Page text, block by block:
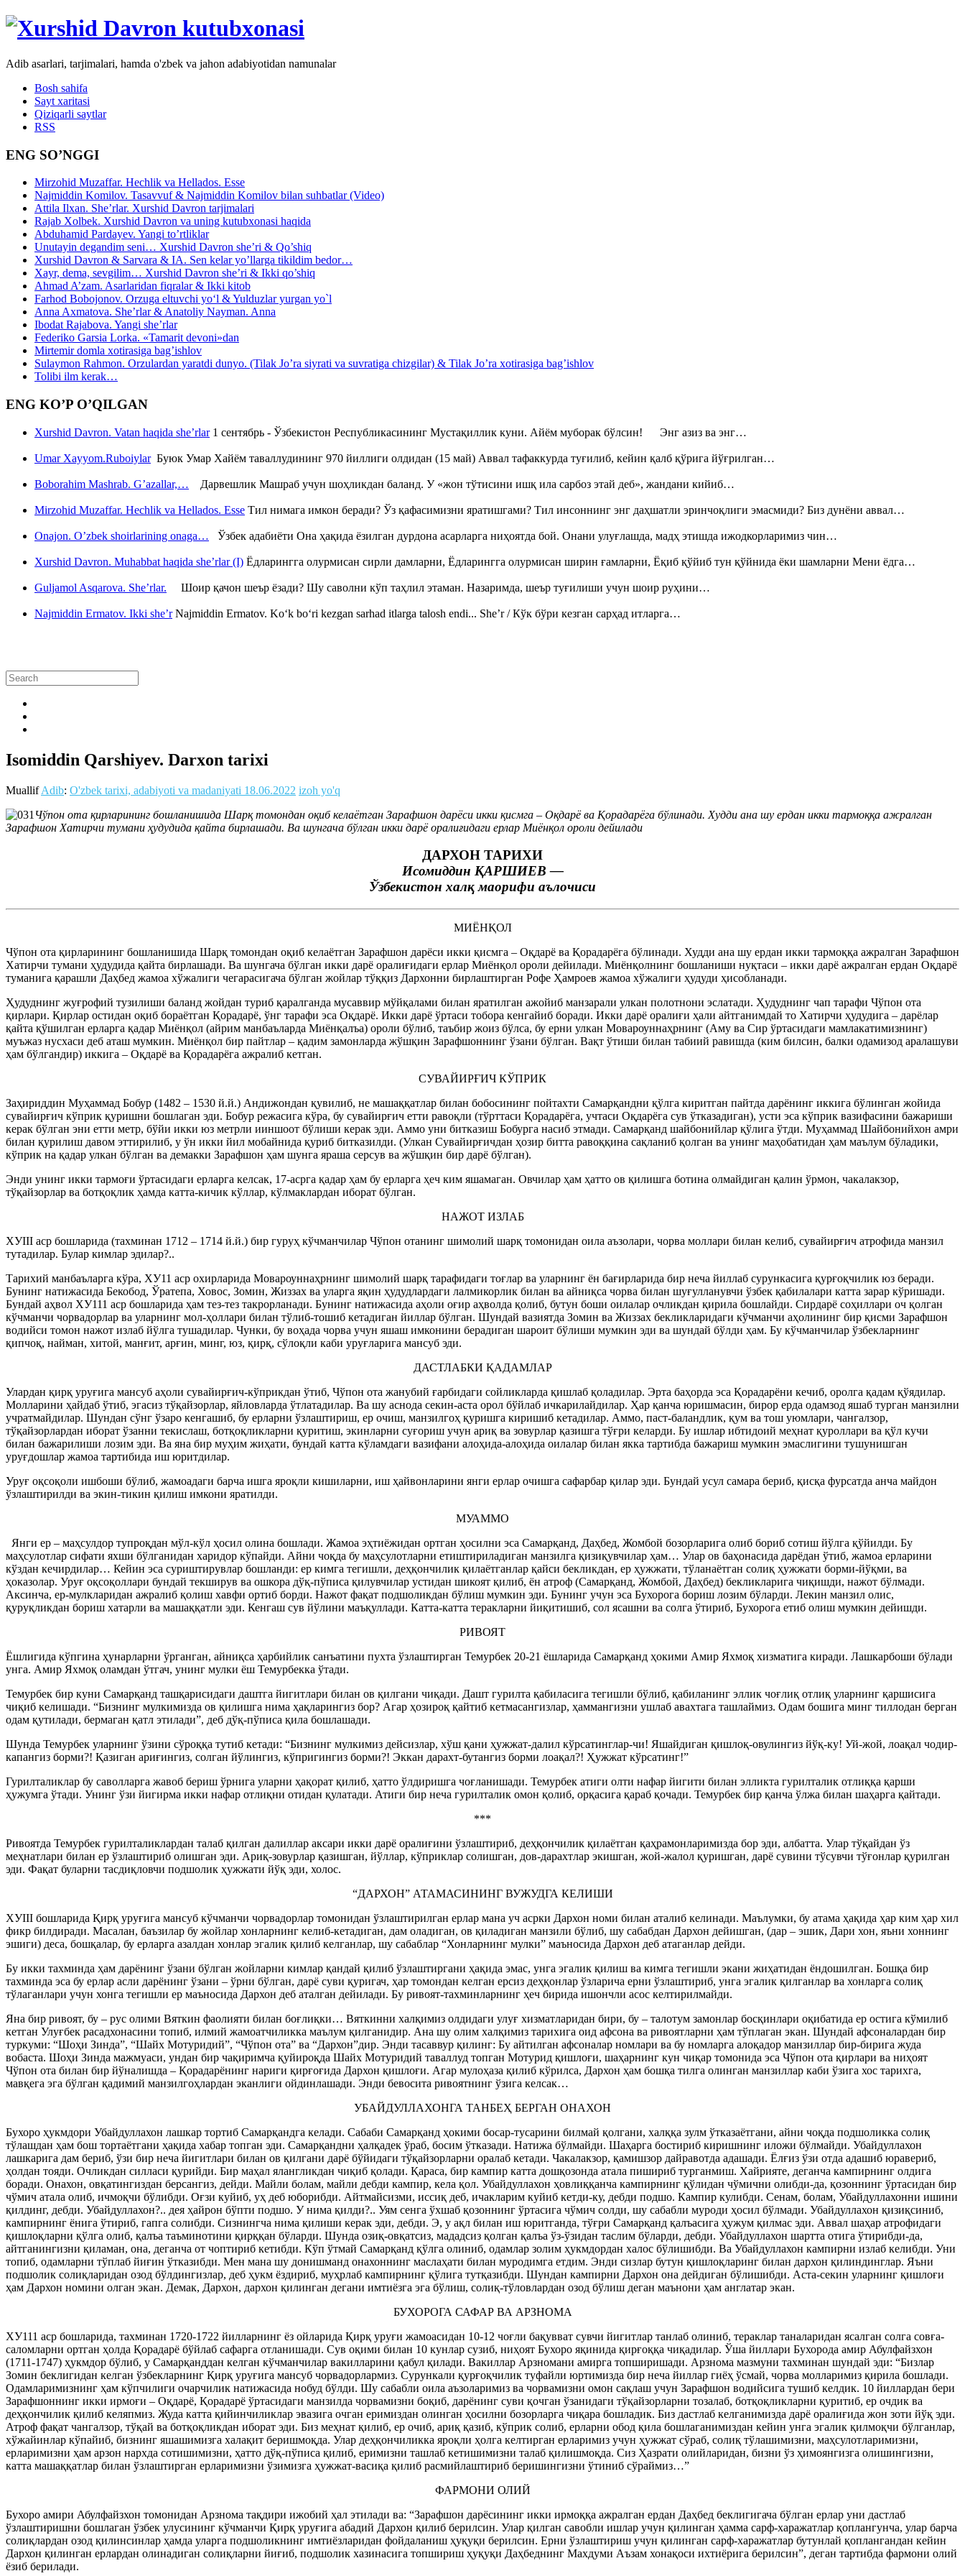
Adib asarlari, tarjimalari, hamda o'zbek va jahon adabiyotidan namunalar
Bosh sahifa
Sayt xaritasi
Qiziqarli saytlar
RSS
ENG SO’NGGI
Mirzohid Muzaffar. Hechlik va Hellados. Esse
Najmiddin Komilov. Tasavvuf & Najmiddin Komilov bilan suhbatlar (Video)
Attila Ilxan. She’rlar. Xurshid Davron tarjimalari
Rajab Xolbek. Xurshid Davron va uning kutubxonasi haqida
Abduhamid Pardayev. Yangi to’rtliklar
Unutayin degandim seni… Xurshid Davron she’ri & Qo’shiq
Xurshid Davron & Sarvara & IA. Sen kelar yo’llarga tikildim bedor…
Xayr, dema, sevgilim… Xurshid Davron she’ri & Ikki qo’shiq
Ahmad A’zam. Asarlaridan fiqralar & Ikki kitob
Farhod Bobojonov. Orzuga eltuvchi yo‘l & Yulduzlar yurgan yo`l
Anna Axmatova. She’rlar & Anatoliy Nayman. Anna
Ibodat Rajabova. Yangi she’rlar
Federiko Garsia Lorka. «Tamarit devoni»dan
Mirtemir domla xotirasiga bag’ishlov
Sulaymon Rahmon. Orzulardan yaratdi dunyo. (Tilak Jo’ra siyrati va suvratiga chizgilar) & Tilak Jo’ra xotirasiga bag’ishlov
Tolibi ilm kerak…
ENG KO’P O’QILGAN
Xurshid Davron. Vatan haqida she’rlar1 сентябрь - Ўзбекистон Республикасининг Мустақиллик куни. Айём муборак бўлсин! Энг азиз ва энг…
Umar Xayyom.RuboiylarБуюк Умар Хайём таваллудининг 970 йиллиги олдидан (15 май) Аввал тафаккурда туғилиб, кейин қалб қўрига йўғрилган…
Boborahim Mashrab. G’azallar,… Дарвешлик Машраб учун шоҳликдан баланд. У «жон тўтисини ишқ ила сарбоз этай деб», жандани кийиб…
Mirzohid Muzaffar. Hechlik va Hellados. Esse Тил нимага имкон беради? Ўз қафасимизни яратишгами? Тил инсоннинг энг даҳшатли эринчоқлиги эмасмиди? Биз дунёни аввал…
Onajon. O’zbek shoirlarining onaga… Ўзбек адабиёти Она ҳақида ёзилган дурдона асарларга ниҳоятда бой. Онани улуғлашда, мадҳ этишда ижодкорларимиз чин…
Xurshid Davron. Muhabbat haqida she’rlar (I) Ёдларингга олурмисан сирли дамларни, Ёдларингга олурмисан ширин ғамларни, Ёқиб қўйиб тун қўйнида ёки шамларни Мени ёдга…
Guljamol Asqarova. She’rlar. Шоир қачон шеър ёзади? Шу саволни кўп таҳлил этаман. Назаримда, шеър туғилиши учун шоир руҳини…
Najmiddin Ermatov. Ikki she’rNajmiddin Ermatov. Ko‘k bo‘ri kezgan sarhad itlarga talosh endi... She’r / Кўк бўри кезган сарҳад итларга…
Isomiddin Qarshiyev. Darxon tarixi
MuallifAdib: O'zbek tarixi, adabiyoti va madaniyati 18.06.2022 izoh yo'q
Чўпон ота қирларининг бошланишида Шарқ томондан оқиб келаётган Зарафшон дарёси икки қисмга – Оқдарё ва Қорадарёга бўлинади. Худди ана шу ердан икки тармоққа ажралган
Зарафшон Хатирчи тумани ҳудудида қайта бирлашади. Ва шунгача бўлган икки дарё оралиғидаги ерлар Миёнқол ороли дейилади
ДАРХОН ТАРИХИ
Исомиддин ҚАРШИЕВ —
Ўзбекистон халқ маорифи аълочиси
МИЁНҚОЛ
Чўпон ота қирларининг бошланишида Шарқ томондан оқиб келаётган Зарафшон дарёси икки қисмга – Оқдарё ва Қорадарёга бўлинади. Худди ана шу ердан икки тармоққа ажралган Зарафшон
Хатирчи тумани ҳудудида қайта бирлашади. Ва шунгача бўлган икки дарё оралиғидаги ерлар Миёнқол ороли дейилади. Миёнқолнинг бошланиши нуқтаси – икки дарё ажралган ердан Оқдарё
туманига қарашли Даҳбед жамоа хўжалиги чегарасигача бўлган жойлар тўққиз Дархонни бирлаштирган Рофе Ҳамроев жамоа хўжалиги ҳудуди ҳисобланади.
Ҳудуднинг жуғрофий тузилиши баланд жойдан туриб қаралганда мусаввир мўйқалами билан яратилган ажойиб манзарали улкан полотнони эслатади. Ҳудуднинг чап тарафи Чўпон ота
қирлари. Қирлар остидан оқиб бораётган Қорадарё, ўнг тарафи эса Оқдарё. Икки дарё ўртаси тобора кенгайиб боради. Икки дарё оралиғи ҳали айтганимдай то Хатирчи ҳудудига – дарёлар
қайта қўшилган ерларга қадар Миёнқол (айрим манбаъларда Миёнқалъа) ороли бўлиб, таъбир жоиз бўлса, бу ерни улкан Мовароуннаҳрнинг (Аму ва Сир ўртасидаги мамлакатимизнинг)
муъжаз нусхаси деб аташ мумкин. Миёнқол бир пайтлар – қадим замонларда жўшқин Зарафшоннинг ўзани бўлган. Вақт ўтиши билан табиий равишда (ким билсин, балки одамизод аралашуви
ҳам бўлгандир) иккига – Оқдарё ва Қорадарёга ажралиб кетган.
СУВАЙИРҒИЧ КЎПРИК
Заҳириддин Муҳаммад Бобур (1482 – 1530 й.й.) Андижондан қувилиб, не машаққатлар билан бобосининг пойтахти Самарқандни қўлга киритган пайтда дарёнинг иккига бўлинган жойида
сувайирғич кўприк қуришни бошлаган эди. Бобур режасига кўра, бу сувайирғич етти равоқли (тўрттаси Қорадарёга, учтаси Оқдарёга сув ўтказадиган), усти эса кўприк вазифасини бажариши
керак бўлган эни етти метр, бўйи икки юз метрли ииншоот бўлиши керак эди. Аммо уни битказиш Бобурга насиб этмади. Самарқанд шайбонийлар қўлига ўтди. Муҳаммад Шайбонийхон амри
билан қурилиш давом эттирилиб, у ўн икки йил мобайнида қуриб битказилди. (Улкан Сувайирғичдан ҳозир битта равоққина сақланиб қолган ва унинг маҳобатидан ҳам маълум бўладики,
кўприк на қадар улкан бўлган ва демакки Зарафшон ҳам шунга яраша серсув ва жўшқин бир дарё бўлган).
Энди унинг икки тармоғи ўртасидаги ерларга келсак, 17-асрга қадар ҳам бу ерларга ҳеч ким яшамаган. Овчилар ҳам ҳатто ов қилишга ботина олмайдиган қалин ўрмон, чакалакзор,
тўқайзорлар ва ботқоқлик ҳамда катта-кичик кўллар, кўлмаклардан иборат бўлган.
НАЖОТ ИЗЛАБ
ХУIII аср бошларида (тахминан 1712 – 1714 й.й.) бир гуруҳ кўчманчилар Чўпон отанинг шимолий шарқ томонидан оила аъзолари, чорва моллари билан келиб, сувайирғич атрофида манзил
тутадилар. Булар кимлар эдилар?..
Тарихий манбаъларга кўра, ХУ11 аср охирларида Мовароуннаҳрнинг шимолий шарқ тарафидаги тоғлар ва уларнинг ён бағирларида бир неча йиллаб сурункасига қурғоқчилик юз беради.
Бунинг натижасида Бекобод, Ўратепа, Ховос, Зомин, Жиззах ва уларга яқин ҳудудлардаги лалмикорлик билан ва айниқса чорва билан шуғулланувчи ўзбек қабилалари катта зарар кўришади.
Бундай аҳвол ХУ111 аср бошларида ҳам тез-тез такрорланади. Бунинг натижасида аҳоли оғир аҳволда қолиб, бутун боши оилалар очликдан қирила бошлайди. Сирдарё соҳиллари оч қолган
кўчманчи чорвадорлар ва уларнинг мол-ҳоллари билан тўлиб-тошиб кетадиган йиллар бўлган. Шундай вазиятда Зомин ва Жиззах бекликларидаги кўчманчи аҳолининг бир қисми Зарафшон
водийси томон нажот излаб йўлга тушадилар. Чунки, бу воҳада чорва учун яшаш имконини берадиган шароит бўлиши мумкин эди ва шундай бўлди ҳам. Бу кўчманчилар ўзбекларнинг
қипчоқ, найман, хитой, манғит, арғин, минг, юз, қирқ, сўлоқли каби уруғларига мансуб эди.
ДАСТЛАБКИ ҚАДАМЛАР
Улардан қирқ уруғига мансуб аҳоли сувайирғич-кўприкдан ўтиб, Чўпон ота жанубий ғарбидаги сойликларда қишлаб қоладилар. Эрта баҳорда эса Қорадарёни кечиб, оролга қадам қўядилар.
Молларини ҳайдаб ўтиб, эгасиз тўқайзорлар, яйловларда ўтлатадилар. Ва шу аснода секин-аста орол бўйлаб ичкарилайдилар. Ҳар қанча юришмасин, бирор ерда одамзод яшаб турган манзилни
учратмайдилар. Шундан сўнг ўзаро кенгашиб, бу ерларни ўзлаштириш, ер очиш, манзилгоҳ қуришга киришиб кетадилар. Аммо, паст-баландлик, қум ва тош уюмлари, чангалзор,
тўқайзорлардан иборат ўзанни текислаш, ботқоқликларни қуритиш, экинларни суғориш учун ариқ ва зовурлар қазишга тўғри келарди. Бу ишлар ибтидоий меҳнат қуроллари ва қўл кучи
билан бажарилиши лозим эди. Ва яна бир муҳим жиҳати, бундай катта кўламдаги вазифани алоҳида-алоҳида оилалар билан якка тартибда бажариш мумкин эмаслигини тушунишган
уруғдошлар жамоа тартибида иш юритдилар.
Уруғ оқсоқоли ишбоши бўлиб, жамоадаги барча ишга яроқли кишиларни, иш ҳайвонларини янги ерлар очишга сафарбар қилар эди. Бундай усул самара бериб, қисқа фурсатда анча майдон
ўзлаштирилди ва экин-тикин қилиш имкони яратилди.
МУАММО
Янги ер – маҳсулдор тупроқдан мўл-кўл ҳосил олина бошлади. Жамоа эҳтиёжидан ортган ҳосилни эса Самарқанд, Даҳбед, Жомбой бозорларига олиб бориб сотиш йўлга қўйилди. Бу
маҳсулотлар сифати яхши бўлганидан харидор кўпайди. Айни чоқда бу маҳсулотларни етиштириладиган манзилга қизиқувчилар ҳам… Улар ов баҳонасида дарёдан ўтиб, жамоа ерларини
кўздан кечирдилар… Кейин эса суриштирувлар бошланди: ер кимга тегишли, деҳқончилик қилаётганлар қайси бекликдан, ер ҳужжати, тўланаётган солиқ ҳужжати борми-йўқми, ва
ҳоказолар. Уруғ оқсоқоллари бундай текширув ва ошкора дўқ-пўписа қилувчилар устидан шикоят қилиб, ён атроф (Самарқанд, Жомбой, Даҳбед) бекликларига чиқишди, нажот бўлмади.
Аксинча, ер-мулкларидан ажралиб қолиш хавфи ортиб борди. Нажот фақат подшоликдан бўлиш мумкин эди. Бунинг учун эса Бухорога бориш лозим бўларди. Лекин манзил олис,
қуруқликдан бориш хатарли ва машаққатли эди. Кенгаш сув йўлини маъқуллади. Катта-катта теракларни йиқитишиб, сол ясашни ва солга ўтириб, Бухорога етиб олиш мумкин дейишди.
РИВОЯТ
Ёшлигида кўпгина ҳунарларни ўрганган, айниқса ҳарбийлик санъатини пухта ўзлаштирган Темурбек 20-21 ёшларида Самарқанд ҳокими Амир Яхмоқ хизматига киради. Лашкарбоши бўлади
унга. Амир Яхмоқ оламдан ўтгач, унинг мулки ёш Темурбекка ўтади.
Темурбек бир куни Самарқанд ташқарисидаги даштга йигитлари билан ов қилгани чиқади. Дашт гурилта қабиласига тегишли бўлиб, қабиланинг эллик чоғлиқ отлиқ уларнинг қаршисига
чиқиб келишади. “Бизнинг мулкимизда ов қилишга нима ҳақларингиз бор? Агар ҳозироқ қайтиб кетмасангизлар, ҳаммангизни ушлаб авахтага ташлаймиз. Одам бошига минг тиллодан берган
одам қутилади, бермаган қатл этилади”, деб дўқ-пўписа қила бошлашади.
Шунда Темурбек уларнинг ўзини сўроққа тутиб кетади: “Бизнинг мулкимиз дейсизлар, хўш қани ҳужжат-далил кўрсатинглар-чи! Яшайдиган қишлоқ-овулингиз йўқ-ку! Уй-жой, лоақал чодир-
капангиз борми?! Қазиган ариғингиз, солган йўлингиз, кўпригингиз борми?! Эккан дарахт-бутангиз борми лоақал?! Ҳужжат кўрсатинг!”
Гурилталиклар бу саволларга жавоб бериш ўрнига уларни ҳақорат қилиб, ҳатто ўлдиришга чоғланишади. Темурбек атиги олти нафар йигити билан элликта гурилталик отлиққа қарши
ҳужумга ўтади. Унинг ўзи йигирма икки нафар отлиқни отидан қулатади. Атиги бир неча гурилталик омон қолиб, орқасига қараб қочади. Темурбек бир қанча ўлжа билан шаҳарга қайтади.
***
Ривоятда Темурбек гурилталиклардан талаб қилган далиллар аксари икки дарё оралиғини ўзлаштириб, деҳқончилик қилаётган қаҳрамонларимизда бор эди, албатта. Улар тўқайдан ўз
меҳнатлари билан ер ўзлаштириб олишган эди. Ариқ-зовурлар қазишган, йўллар, кўприклар солишган, дов-дарахтлар экишган, жой-жалол қуришган, дарё сувини тўсувчи тўғонлар қурилган
эди. Фақат буларни тасдиқловчи подшолик ҳужжати йўқ эди, холос.
“ДАРХОН” АТАМАСИНИНГ ВУЖУДГА КЕЛИШИ
ХУIII бошларида Қирқ уруғига мансуб кўчманчи чорвадорлар томонидан ўзлаштирилган ерлар мана уч асрки Дархон номи билан аталиб келинади. Маълумки, бу атама ҳақида ҳар ким ҳар хил
фикр билдиради. Масалан, баъзилар бу жойлар хонларнинг келиб-кетадиган, дам оладиган, ов қиладиган манзили бўлиб, шу сабабдан Дархон дейишган, (дар – эшик, Дари хон, яъни хоннинг
эшиги) деса, бошқалар, бу ерларга азалдан хонлар эгалик қилиб келганлар, шу сабаблар “Хонларнинг мулки” маъносида Дархон деб атаганлар дейди.
Бу икки тахминда ҳам дарёнинг ўзани бўлган жойларни кимлар қандай қилиб ўзлаштиргани ҳақида эмас, унга эгалик қилиш ва кимга тегишли экани жиҳатидан ёндошилган. Бошқа бир
тахминда эса бу ерлар асли дарёнинг ўзани – ўрни бўлган, дарё суви қуригач, ҳар томондан келган ерсиз деҳқонлар ўзларича ерни ўзлаштириб, унга эгалик қилганлар ва хонларга солиқ
тўлаганлари учун хонга тегишли ер маъносида Дархон деб аталган дейилади. Бу ривоят-тахминларнинг ҳеч бирида ишончли асос келтирилмайди.
Яна бир ривоят, бу – рус олими Вяткин фаолияти билан боғлиқки… Вяткинни халқимиз олдидаги улуғ хизматларидан бири, бу – талотум замонлар босқинлари оқибатида ер остига кўмилиб
кетган Улуғбек расадхонасини топиб, илмий жамоатчиликка маълум қилганидир. Ана шу олим халқимиз тарихига оид афсона ва ривоятларни ҳам тўплаган экан. Шундай афсоналардан бир
туркуми: “Шоҳи Зинда”, “Шайх Мотуридий”, “Чўпон ота” ва “Дархон”дир. Энди тасаввур қилинг: Бу айтилган афсоналар номлари ва бу номларга алоқадор манзиллар бир-бирига жуда
вобаста. Шоҳи Зинда мажмуаси, ундан бир чақиримча қуйироқда Шайх Мотуридий таваллуд топган Мотурид қишлоғи, шаҳарнинг кун чиқар томонида эса Чўпон ота қирлари ва ниҳоят
Чўпон ота билан бир йўналишда – Қорадарёнинг нариги қирғоғида Дархон қишлоғи. Агар мулоҳаза қилиб кўрилса, Дархон ҳам бошқа тилга олинган манзиллар каби ўзига хос тарихга,
мавқега эга бўлган қадимий манзилгоҳлардан эканлиги ойдинлашади. Энди бевосита ривоятнинг ўзига келсак…
УБАЙДУЛЛАХОНГА ТАНБЕҲ БЕРГАН ОНАХОН
Бухоро ҳукмдори Убайдуллахон лашкар тортиб Самарқандга келади. Сабаби Самарқанд ҳокими босар-тусарини билмай қолгани, халққа зулм ўтказаётгани, айни чоқда подшоликка солиқ
тўлашдан ҳам бош тортаётгани ҳақида хабар топган эди. Самарқандни ҳалқадек ўраб, босим ўтказади. Натижа бўлмайди. Шаҳарга бостириб киришнинг иложи бўлмайди. Убайдуллахон
лашкарига дам бериб, ўзи бир неча йигитлари билан ов қилгани дарё бўйидаги тўқайзорларни оралаб кетади. Чакалакзор, қамишзор дайравотда адашади. Ёлғиз ўзи отда адашиб юравериб,
ҳолдан тояди. Очликдан силласи қурийди. Бир маҳал ялангликдан чиқиб қолади. Қараса, бир кампир катта дошқозонда атала пишириб турганмиш. Хайрияте, деганча кампирнинг олдига
боради. Онахон, овқатингиздан берсангиз, дейди. Майли болам, майли дебди кампир, кела қол. Убайдуллахон ҳовлиққанча кампирнинг қўлидан чўмични олибди-да, қозоннинг ўртасидан бир
чўмич атала олиб, ичмоқчи бўлибди. Оғзи куйиб, уҳ деб юборибди. Айтмайсизми, иссиқ деб, ичакларим куйиб кетди-ку, дебди подшо. Кампир кулибди. Сенам, болам, Убайдуллахонни ишини
қилдинг, дебди. Убайдуллахон?.. дея ҳайрон бўпти подшо. У нима қилди?.. Уям сенга ўхшаб қозоннинг ўртасига чўмич солди, шу сабабли муроди ҳосил бўлмади. Убайдуллахон қизиқсиниб,
кампирнинг ёнига ўтириб, гапга солибди. Сизнингча нима қилиши керак эди, дебди. Э, у ақл билан иш юритганда, тўғри Самарқанд қалъасига ҳужум қилмас эди. Аввал шаҳар атрофидаги
қишлоқларни қўлга олиб, қалъа таъминотини қирққан бўларди. Шунда озиқ-овқатсиз, мададсиз қолган қалъа ўз-ўзидан таслим бўларди, дебди. Убайдуллахон шартта отига ўтирибди-да,
айтганингизни қиламан, она, деганча от чоптириб кетибди. Кўп ўтмай Самарқанд қўлга олиниб, одамлар золим ҳукмдордан халос бўлишибди. Ва Убайдуллахон кампирни излаб келибди. Уни
топиб, одамларни тўплаб йиғин ўтказибди. Мен мана шу донишманд онахоннинг маслаҳати билан муродимга етдим. Энди сизлар бутун қишлоқларинг билан дархон қилиндинглар. Яъни
подшолик солиқларидан озод бўлдингизлар, деб ҳукм ёздириб, муҳрлаб кампирнинг қўлига тутқазибди. Шундан кампирни Дархон она дейдиган бўлишибди. Аста-секин уларнинг қишлоғи
ҳам Дархон номини олган экан. Демак, Дархон, дархон қилинган дегани имтиёзга эга бўлиш, солиқ-тўловлардан озод бўлиш деган маънони ҳам англатар экан.
БУХОРОГА САФАР ВА АРЗНОМА
ХУ111 аср бошларида, тахминан 1720-1722 йилларнинг ёз ойларида Қирқ уруғи жамоасидан 10-12 чоғли бақувват сувчи йигитлар танлаб олиниб, тераклар таналаридан ясалган солга совға-
саломларни ортган ҳолда Қорадарё бўйлаб сафарга отланишади. Сув оқими билан 10 кунлар сузиб, ниҳоят Бухоро яқинида қирғоққа чиқадилар. Ўша йиллари Бухорода амир Абулфайзхон
(1711-1747) ҳукмдор бўлиб, у Самарқанддан келган кўчманчилар вакилларини қабул қилади. Вакиллар Арзномани амирга топширишади. Арзнома мазмуни тахминан шундай эди: “Бизлар
Зомин беклигидан келган ўзбекларнинг Қирқ уруғига мансуб чорвадорлармиз. Сурункали қурғоқчилик туфайли юртимизда бир неча йиллар гиёҳ ўсмай, чорва молларимиз қирила бошлади.
Одамларимизнинг ҳам кўпчилиги очарчилик натижасида нобуд бўлди. Шу сабабли оила аъзоларимиз ва чорвамизни омон сақлаш учун Зарафшон водийсига тушиб келдик. 10 йиллардан бери
Зарафшоннинг икки ирмоғи – Оқдарё, Қорадарё ўртасидаги манзилда чорвамизни боқиб, дарёнинг суви қочган ўзанидаги тўқайзорларни тозалаб, ботқоқликларни қуритиб, ер очдик ва
деҳқончилик қилиб келяпмиз. Жуда катта қийинчиликлар эвазига очган еримиздан олинган ҳосилни бозорларга чиқара бошладик. Биз дастлаб келганимизда дарё оралиғида жон зоти йўқ эди.
Атроф фақат чангалзор, тўқай ва ботқоқликдан иборат эди. Биз меҳнат қилиб, ер очиб, ариқ қазиб, кўприк солиб, ерларни обод қила бошлаганимиздан кейин унга эгалик қилмоқчи бўлганлар,
хўжайинлар кўпайиб, бизнинг яшашимизга халақит беришмоқда. Улар деҳқончиликка яроқли ҳолга келтирган ерларимиз учун ҳужжат сўраб, солиқ тўлашимизни, маҳсулотларимизни,
ерларимизни ҳам арзон нархда сотишимизни, ҳатто дўқ-пўписа қилиб, еримизни ташлаб кетишимизни талаб қилишмоқда. Сиз Ҳазрати олийларидан, бизни ўз ҳимоянгизга олишингизни,
катта машаққатлар билан ўзлаштирган ерларимизни ўзимизга ҳужжат-васиқа қилиб расмийлаштириб беришингизни ўтиниб сўраймиз…”
ФАРМОНИ ОЛИЙ
Бухоро амири Абулфайзхон томонидан Арзнома тақдири ижобий ҳал этилади ва: “Зарафшон дарёсининг икки ирмоққа ажралган ердан Даҳбед беклигигача бўлган ерлар уни дастлаб
ўзлаштиришни бошлаган ўзбек улусининг кўчманчи Қирқ уруғига абадий Дархон қилиб берилсин. Улар қилган савобли ишлар учун қилинган ҳамма сарф-харажатлар қоплангунча, улар барча
солиқлардан озод қилинсинлар ҳамда уларга подшоликнинг имтиёзларидан фойдаланиш ҳуқуқи берилсин. Ерни ўзлаштириш учун қилинган сарф-харажатлар бутунлай қоплангандан кейин
Дархон қилинган ерлардан олинадиган солиқларни йиғиб, подшолик хазинасига топшириш ҳуқуқи Даҳбеднинг Махдуми Аъзам хонақоси ихтиёрига берилсин”, деган тартибда фармони олий
ёзиб берилади.